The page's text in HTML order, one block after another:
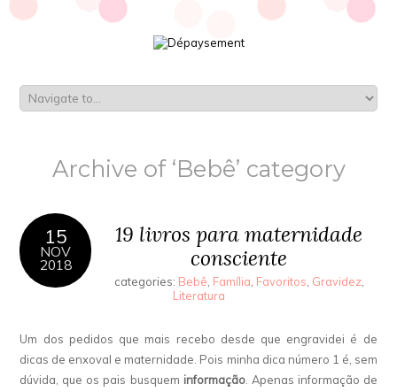
Archive of ‘Bebê’ category
15
NOV
2018
19 livros para maternidade
consciente
categories: Bebê Família Favoritos Gravidez,
Literatura
Um dos pedidos que mais recebo desde que engravidei é de
dicas de enxoval e maternidade. Pois minha dica número 1 é, sem
dúvida, que os pais busquem informação. Apenas informação de